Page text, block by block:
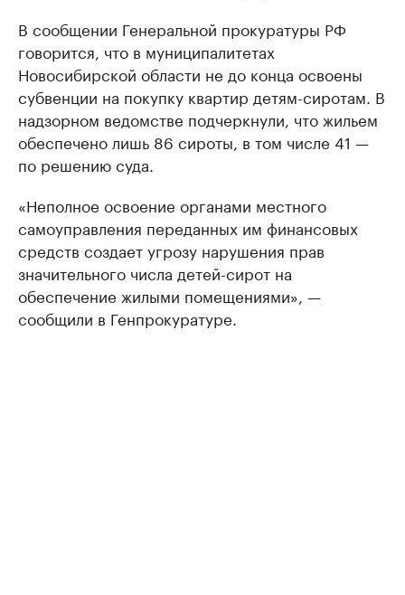
В сообщении Генеральной прокуратуры РФ
говорится, что в муниципалитетах
Новосибирской области не до конца освоены
субвенции на покупку квартир детям-сиротам. В
надзорном ведомстве подчеркнули, что жильем
обеспечено лишь 86 сироты, в том числе 41 —
по решению суда.
«Неполное освоение органами местного
самоуправления переданных им финансовых
средств создает угрозу нарушения прав
значительного числа детей-сирот на
обеспечение жилыми помещениями», —
сообщили в Генпрокуратуре.